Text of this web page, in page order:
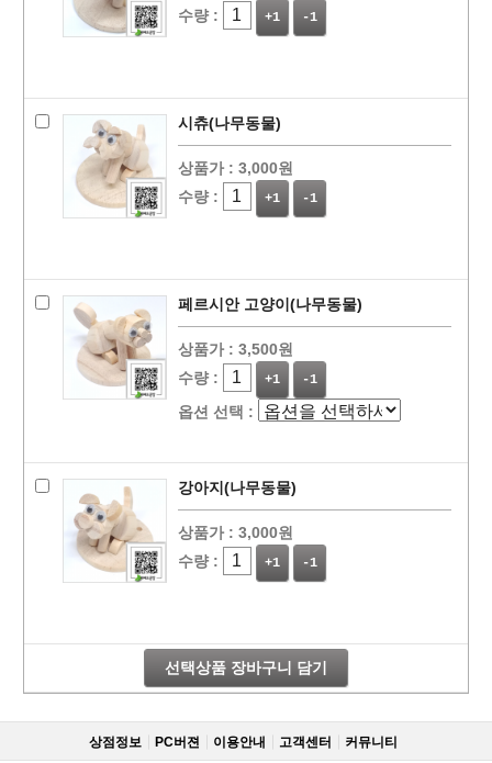
수량 :
+1 -1
시츄(나무동물)
상품가 : 3,000원
수량 :
+1 -1
페르시안 고양이(나무동물)
상품가 : 3,500원
수량 :
+1 -1
옵션 선택 :
강아지(나무동물)
상품가 : 3,000원
수량 :
+1 -1
선택상품 장바구니 담기
상점정보 PC버젼 이용안내 고객센터 커뮤니티